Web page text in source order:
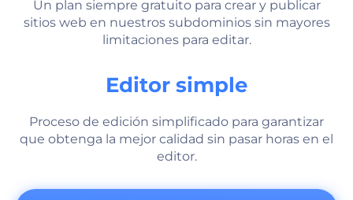
Un plan siempre gratuito para crear y publicar
sitios web en nuestros subdominios sin mayores
limitaciones para editar.
Editor simple
Proceso de edición simplificado para garantizar
que obtenga la mejor calidad sin pasar horas en el
editor.